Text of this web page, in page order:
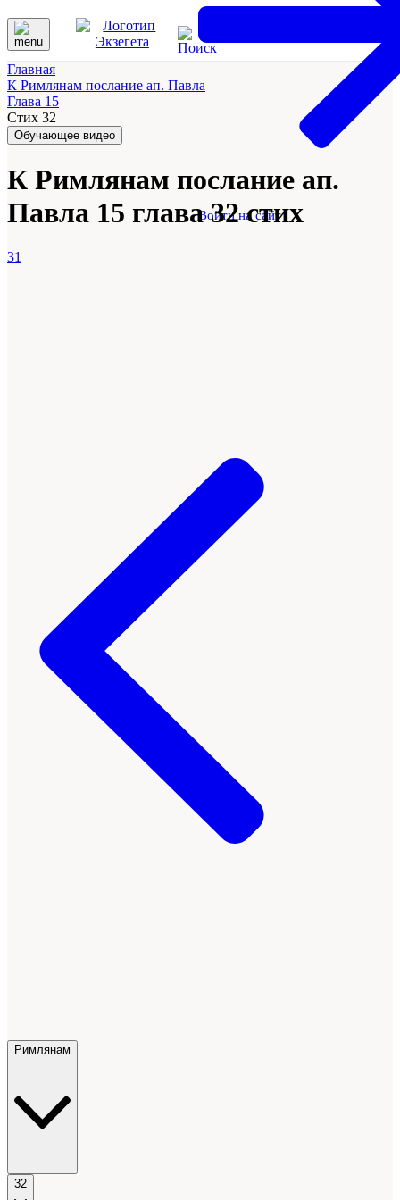
Войти на сайт
Главная
К Римлянам послание ап. Павла
Глава 15
Стих 32
Обучающее видео
К Римлянам послание ап.
Павла 15 глава 32 стих
31
Римлянам
32